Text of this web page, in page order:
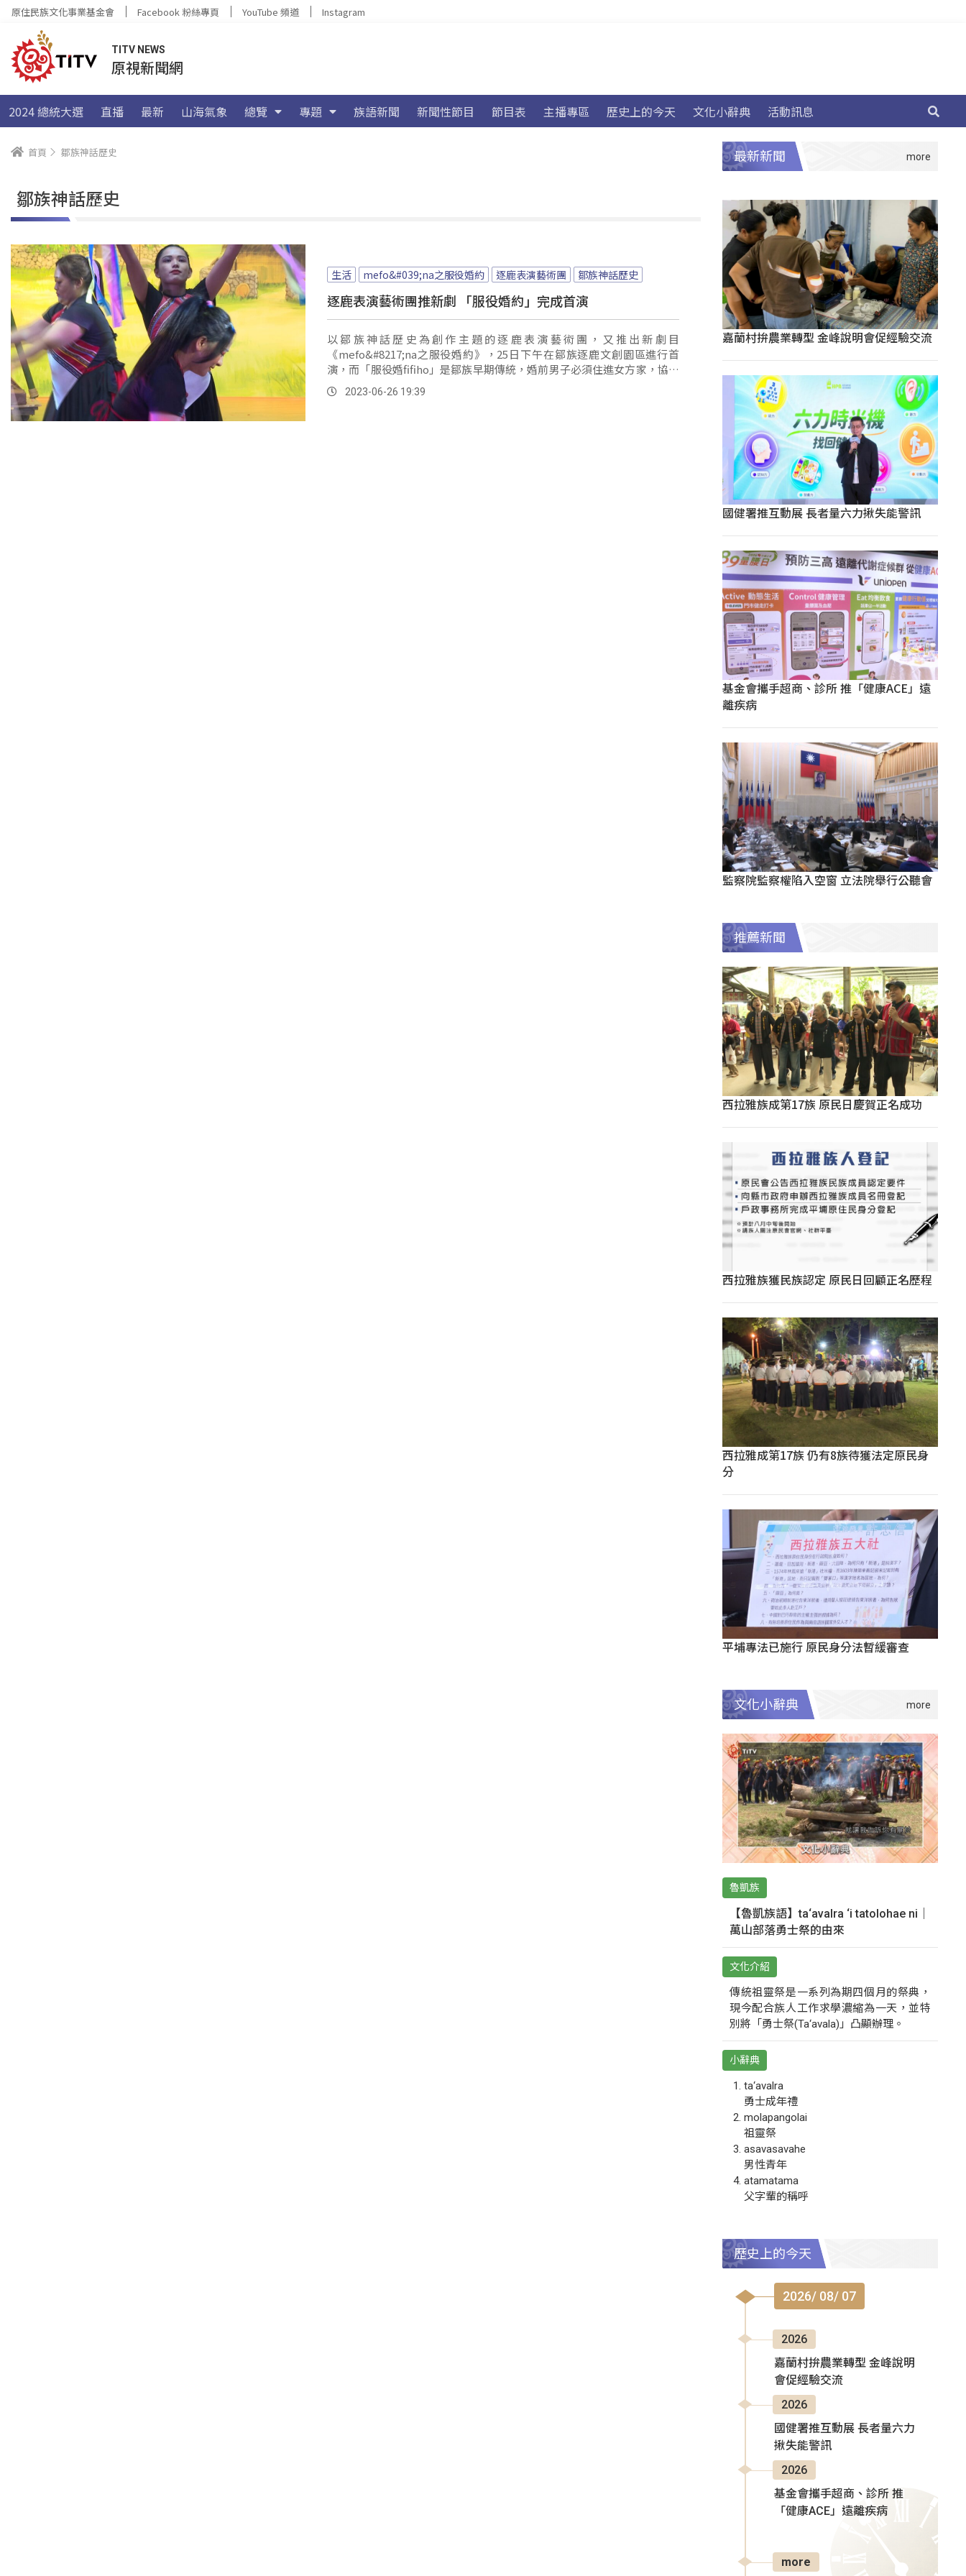
原住民族文化事業基金會 Facebook 粉絲專頁 YouTube 頻道 Instagram
TITV NEWS
原視新聞網
2024 總統大選 直播 最新 山海氣象 總覽 專題 族語新聞 新聞性節目 節目表 主播專區 歷史上的今天 文化小辭典 活動訊息
首頁 鄒族神話歷史
鄒族神話歷史
生活 mefo&#039;na之服役婚約 逐鹿表演藝術團 鄒族神話歷史
逐鹿表演藝術團推新劇 「服役婚約」完成首演
以鄒族神話歷史為創作主題的逐鹿表演藝術團，又推出新劇目
《mefo&#8217;na之服役婚約》，25日下午在鄒族逐鹿文創園區進行首
演，而「服役婚fifiho」是鄒族早期傳統，婚前男子必須住進女方家，協助
工作、狩獵時間長達一到三年不等。
2023-06-26 19:39
最新新聞
嘉蘭村拚農業轉型 金峰說明會促經驗交流
國健署推互動展 長者量六力揪失能警訊
基金會攜手超商、診所 推「健康ACE」遠
離疾病
監察院監察權陷入空窗 立法院舉行公聽會
推薦新聞
西拉雅族成第17族 原民日慶賀正名成功
西拉雅族獲民族認定 原民日回顧正名歷程
西拉雅成第17族 仍有8族待獲法定原民身
分
平埔專法已施行 原民身分法暫緩審查
文化小辭典
魯凱族
【魯凱族語】ta‘avalra ‘i tatolohae ni｜
萬山部落勇士祭的由來
文化介紹
傳統祖靈祭是一系列為期四個月的祭典，
現今配合族人工作求學濃縮為一天，並特
別將「勇士祭(Ta‘avala)」凸顯辦理。
小辭典
ta‘avalra
勇士成年禮
molapangolai
祖靈祭
asavasavahe
男性青年
atamatama
父字輩的稱呼
歷史上的今天
2026/ 08/ 07
2026
嘉蘭村拚農業轉型 金峰說明
會促經驗交流
2026
國健署推互動展 長者量六力
揪失能警訊
2026
基金會攜手超商、診所 推
「健康ACE」遠離疾病
more